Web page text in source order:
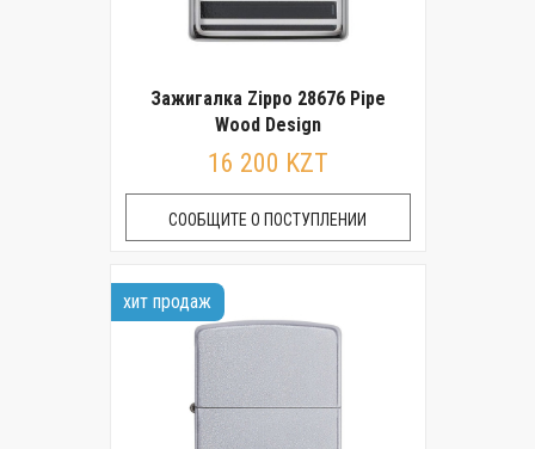
Зажигалка Zippo 28676 Pipe
Wood Design
16 200 KZT
СООБЩИТЕ О ПОСТУПЛЕНИИ
хит продаж